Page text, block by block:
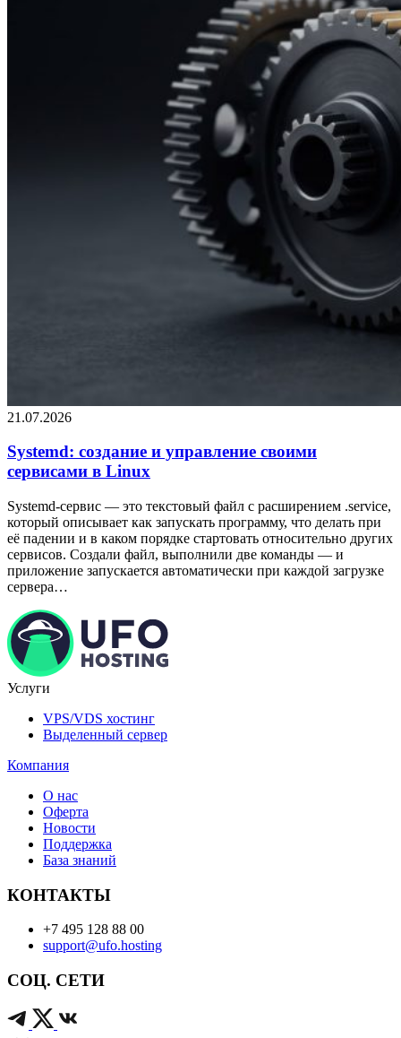
21.07.2026
Systemd: создание и управление своими
сервисами в Linux
Systemd-сервис — это текстовый файл с расширением .service,
который описывает как запускать программу, что делать при
её падении и в каком порядке стартовать относительно других
сервисов. Создали файл, выполнили две команды — и
приложение запускается автоматически при каждой загрузке
сервера…
Услуги
VPS/VDS хостинг
Выделенный сервер
Компания
О нас
Оферта
Новости
Поддержка
База знаний
КОНТАКТЫ
+7 495 128 88 00
support@ufo.hosting
СОЦ. СЕТИ